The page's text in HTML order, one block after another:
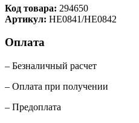
Код товара: 294650
Артикул: HE0841/HE0842
Оплата
– Безналичный расчет
– Оплата при получении
– Предоплата